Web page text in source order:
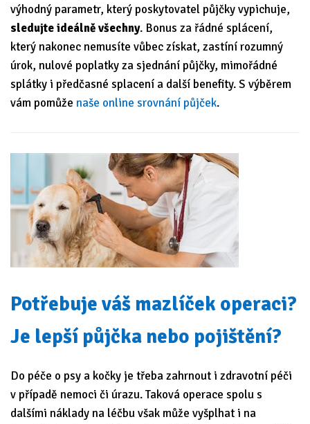
výhodný parametr, který poskytovatel půjčky vypichuje,
sledujte ideálně všechny. Bonus za řádné splácení,
který nakonec nemusíte vůbec získat, zastíní rozumný
úrok, nulové poplatky za sjednání půjčky, mimořádné
splátky i předčasné splacení a další benefity. S výběrem
vám pomůže naše online srovnání půjček.
Potřebuje váš mazlíček operaci?
Je lepší půjčka nebo pojištění?
Do péče o psy a kočky je třeba zahrnout i zdravotní péči
v případě nemoci či úrazu. Taková operace spolu s
dalšími náklady na léčbu však může vyšplhat i na